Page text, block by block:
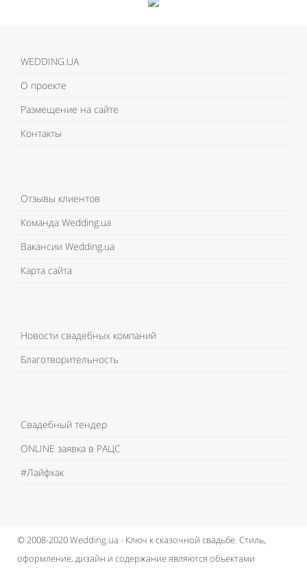
WEDDING.UA
О проекте
Размещение на сайте
Контакты
Отзывы клиентов
Команда Wedding.ua
Вакансии Wedding.ua
Карта сайта
Новости свадебных компаний
Благотворительность
Свадебный тендер
ONLINE заявка в РАЦС
#Лайфхак
© 2008-2020 Wedding.ua - Ключ к сказочной свадьбе. Стиль,
оформление, дизайн и содержание являются объектами